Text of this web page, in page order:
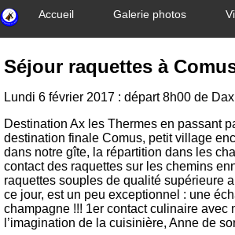
Accueil Galerie photos
Séjour raquettes à
Lundi 6 février 2017 : départ 8h00 de
Destination Ax les Thermes en passant
destination finale Comus, petit village
dans notre gîte, la répartition dans les
contact des raquettes sur les chemins
raquettes souples de qualité supérieure
ce jour, est un peu exceptionnel : une
champagne !!! 1er contact culinaire
l’imagination de la cuisinière, Anne de